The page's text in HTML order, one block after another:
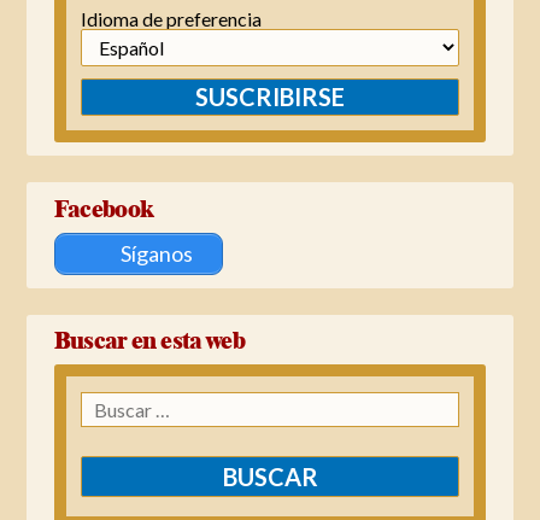
Idioma de preferencia
SUSCRIBIRSE
Facebook
Síganos
Buscar en esta web
Buscar: